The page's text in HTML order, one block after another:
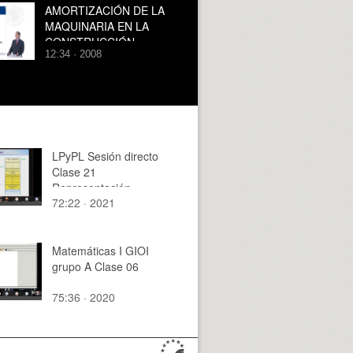
AMORTIZACIÓN DE LA
MAQUINARIA EN LA
CONSTRUCCIÓN
12:34 · 2008
LPyPL Sesión directo
Clase 21
Representación
información en
72:22 · 2021
Matemáticas I GIOI
grupo A Clase 06
75:36 · 2020